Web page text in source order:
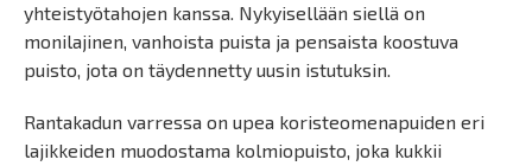
yhteistyötahojen kanssa. Nykyisellään siellä on
monilajinen, vanhoista puista ja pensaista koostuva
puisto, jota on täydennetty uusin istutuksin.
Rantakadun varressa on upea koristeomenapuiden eri
lajikkeiden muodostama kolmiopuisto, joka kukkii